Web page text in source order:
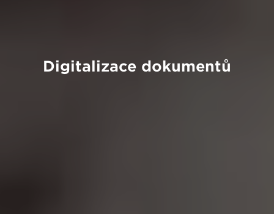
Digitalizace dokumentů